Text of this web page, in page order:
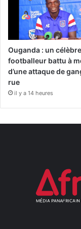
Ouganda : un célèbre
footballeur battu à
d’une attaque de
rue
il y a 14 heures